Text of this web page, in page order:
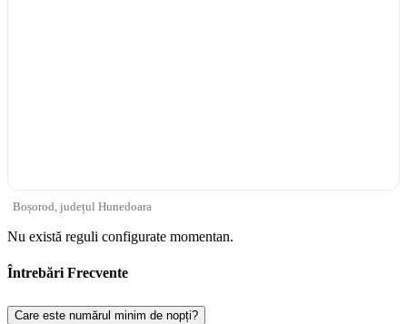
Boșorod, județul Hunedoara
Nu există reguli configurate momentan.
Întrebări Frecvente
Care este numărul minim de nopți?